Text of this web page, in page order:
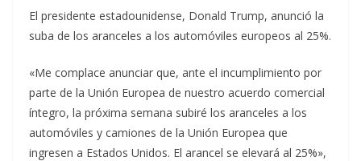
El presidente estadounidense, Donald Trump, anunció la
suba de los aranceles a los automóviles europeos al 25%.
«Me complace anunciar que, ante el incumplimiento por
parte de la Unión Europea de nuestro acuerdo comercial
íntegro, la próxima semana subiré los aranceles a los
automóviles y camiones de la Unión Europea que
ingresen a Estados Unidos. El arancel se elevará al 25%»,